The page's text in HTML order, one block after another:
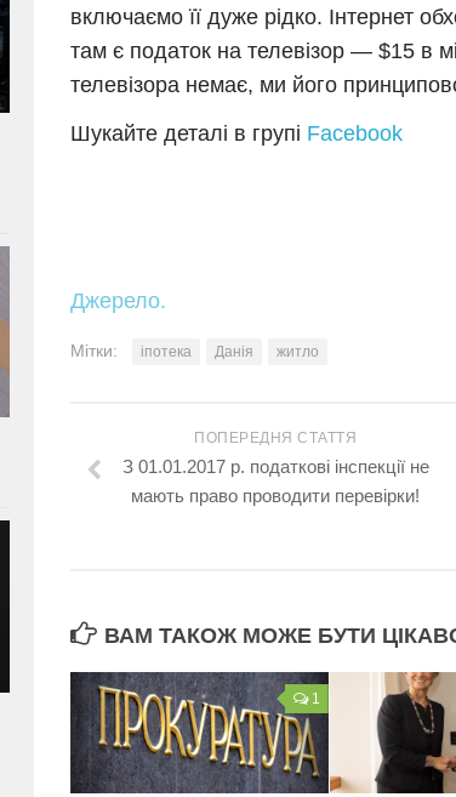
включаємо її дуже рідко. Інтернет
там є податок на телевізор — $15 в
телевізора немає, ми його
Шукайте деталі в групі Facebook
Джерело.
Мітки: іпотека Данія житло
ПОПЕРЕДНЯ СТАТТЯ
З 01.01.2017 р. податкові інспекції не
мають право проводити перевірки!
ВАМ ТАКОЖ МОЖЕ БУТИ
1